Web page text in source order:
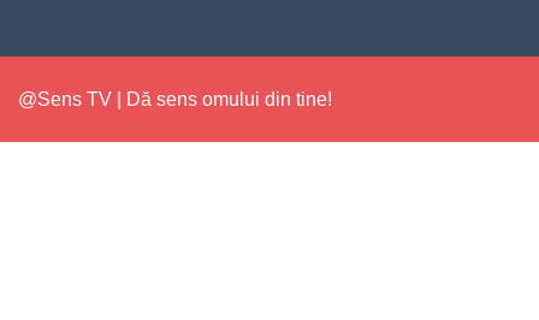
@Sens TV | Dă sens omului din tine!